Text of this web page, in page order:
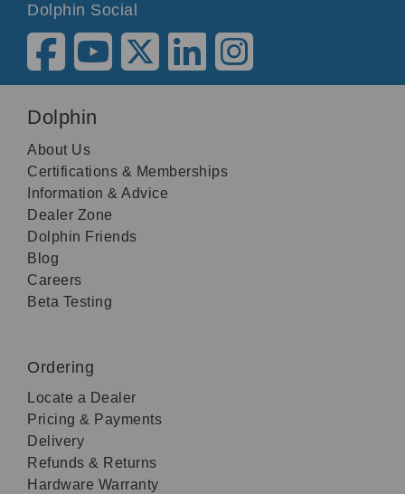
Dolphin Social
Dolphin
About Us
Certifications & Memberships
Information & Advice
Dealer Zone
Dolphin Friends
Blog
Careers
Beta Testing
Ordering
Locate a Dealer
Pricing & Payments
Delivery
Refunds & Returns
Hardware Warranty